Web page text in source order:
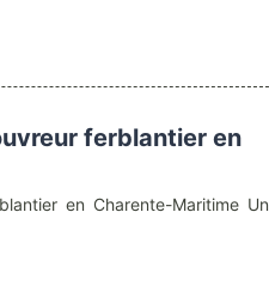
ferblantier en
en Charente-Maritime Un